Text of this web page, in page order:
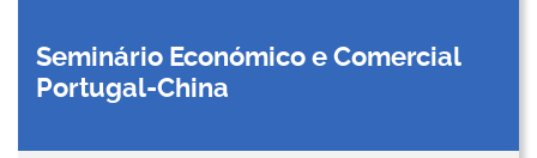
Seminário Económico e Comercial
Portugal-China